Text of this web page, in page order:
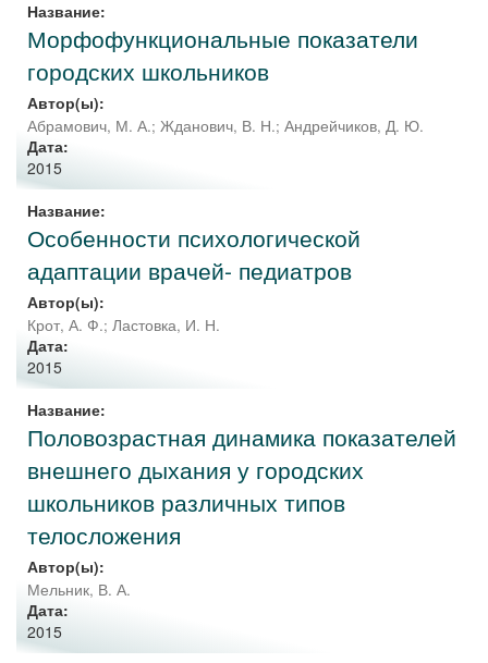
Название:
Морфофункциональные показатели
городских школьников
Автор(ы):
Абрамович, М. А.; Жданович, В. Н.; Андрейчиков, Д. Ю.
Дата:
2015
Название:
Особенности психологической
адаптации врачей- педиатров
Автор(ы):
Крот, А. Ф.; Ластовка, И. Н.
Дата:
2015
Название:
Половозрастная динамика показателей
внешнего дыхания у городских
школьников различных типов
телосложения
Автор(ы):
Мельник, В. А.
Дата:
2015